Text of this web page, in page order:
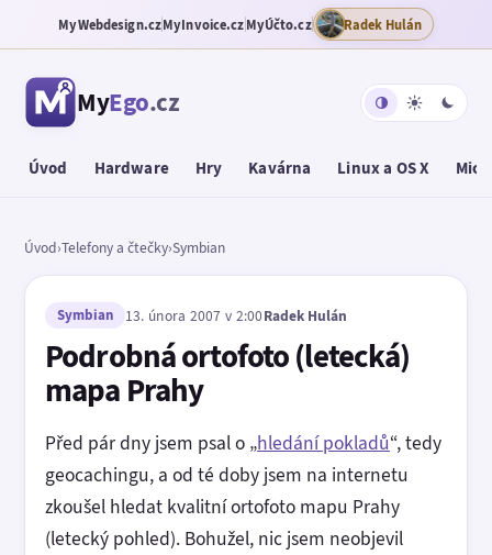
MyWebdesign.czMyInvoice.czMyÚčto.cz Radek Hulán
MyEgo.cz
Úvod Hardware Hry Kavárna Linux a OS X
Úvod›Telefony a čtečky›Symbian
Symbian 13. února 2007 v 2:00Radek Hulán
Podrobná ortofoto (letecká)
mapa Prahy
Před pár dny jsem psal o „hledání pokladů“, tedy
geocachingu, a od té doby jsem na internetu
zkoušel hledat kvalitní ortofoto mapu Prahy
(letecký pohled). Bohužel, nic jsem neobjevil